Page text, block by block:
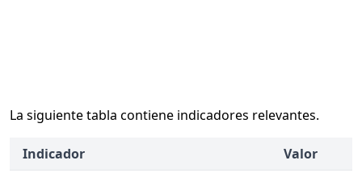
La siguiente tabla contiene indicadores relevantes.
Indicador
Valor